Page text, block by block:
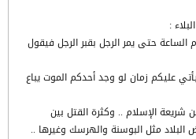
:
حتى يمر الرجل بقبر الرجل فيقول
عليكم زمان لو وجد أحدكم الموت يباع
شريعة الإسلام .. وكثرة القتل بين
مثل البوسنة والهرسك وغيرها ..